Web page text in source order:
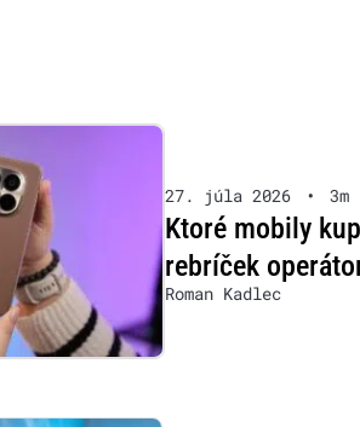
27. júla 2026 • 3m
Ktoré mobily
rebríček
Roman Kadlec